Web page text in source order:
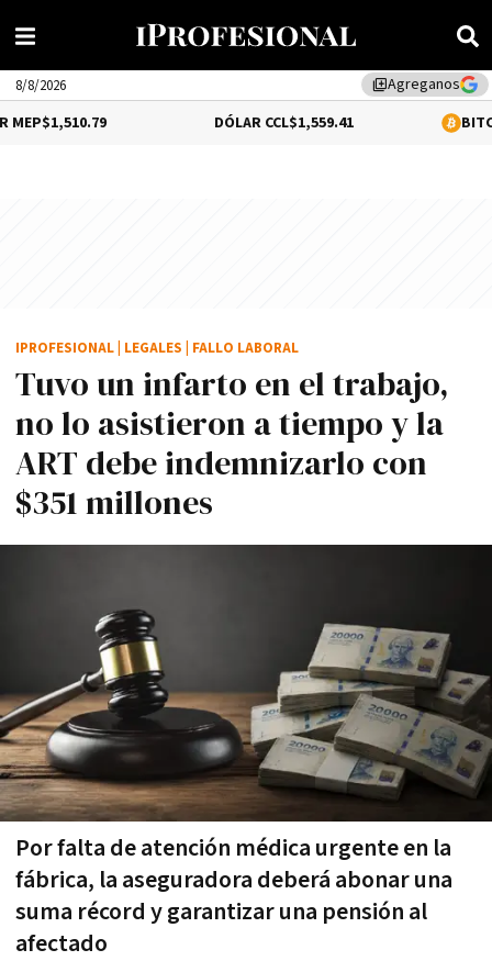
library_addAgreganos
8/8/2026
$1,559.41 0.12%
Tuvo un infarto en el trabajo,
no lo asistieron a tiempo y la
ART debe indemnizarlo con
$351 millones
Por falta de atención médica urgente en la
fábrica, la aseguradora deberá abonar una
suma récord y garantizar una pensión al
afectado
IPROFESIONAL LEGALES FALLO LABORAL